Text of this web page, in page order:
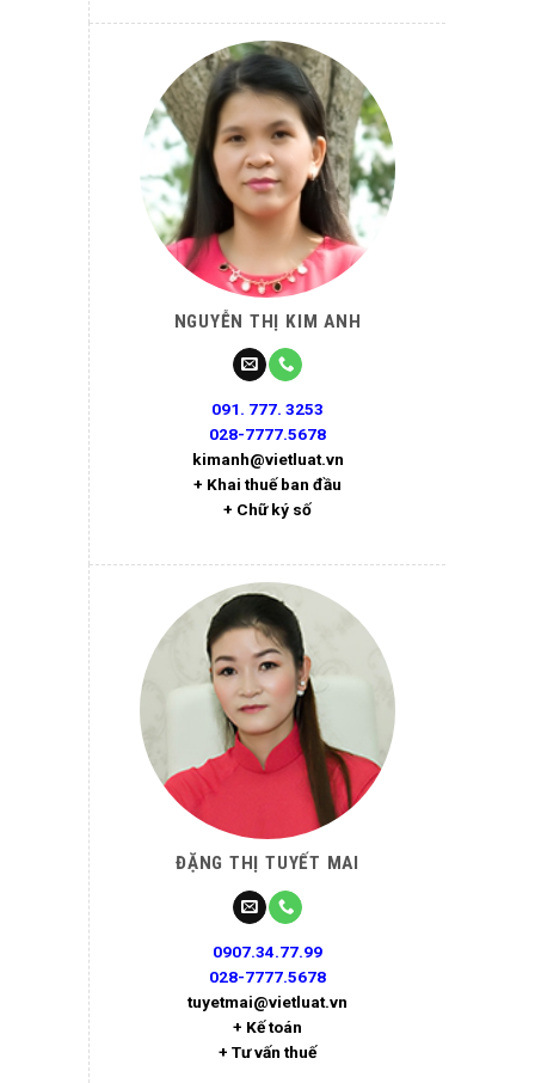
NGUYỄN THỊ KIM ANH
091. 777. 3253
028-7777.5678
kimanh@vietluat.vn
+ Khai thuế ban đầu
+ Chữ ký số
ĐẶNG THỊ TUYẾT MAI
0907.34.77.99
028-7777.5678
tuyetmai@vietluat.vn
+ Kế toán
+ Tư vấn thuế